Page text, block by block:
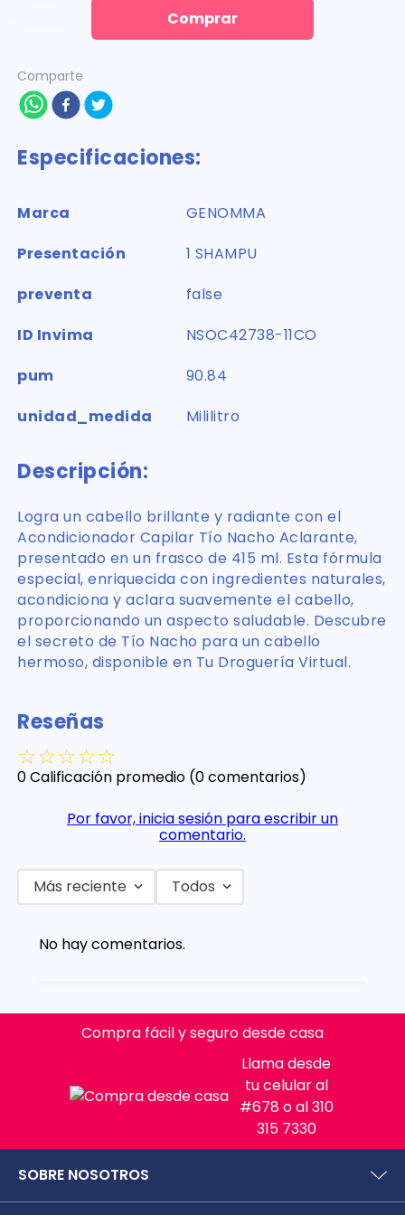
Comprar
Comparte
Especificaciones:
Marca
GENOMMA
Presentación
1 SHAMPU
preventa
false
ID Invima
NSOC42738-11CO
pum
90.84
unidad_medida
Mililitro
Descripción:
Logra un cabello brillante y radiante con el
Acondicionador Capilar Tío Nacho Aclarante,
presentado en un frasco de 415 ml. Esta fórmula
especial, enriquecida con ingredientes naturales,
acondiciona y aclara suavemente el cabello,
proporcionando un aspecto saludable. Descubre
el secreto de Tío Nacho para un cabello
hermoso, disponible en Tu Droguería Virtual.
Reseñas
☆☆☆☆☆
0 Calificación promedio (0 comentarios)
Por favor, inicia sesión para escribir un
comentario.
Más reciente Todos
No hay comentarios.
Compra fácil y seguro desde casa
Llama desde
tu celular al
#678 o al 310
315 7330
SOBRE NOSOTROS